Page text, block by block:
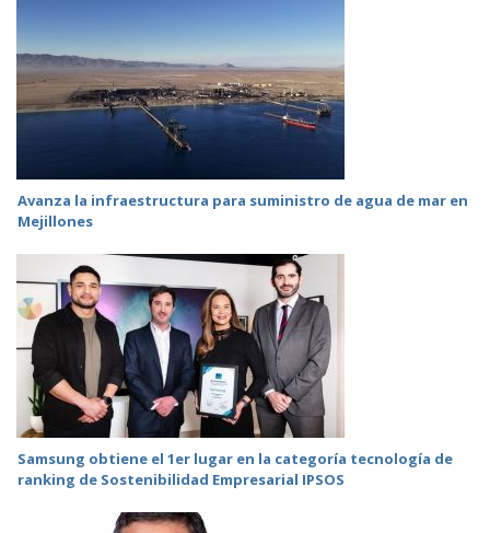
Avanza la infraestructura para suministro de agua de mar en
Mejillones
Samsung obtiene el 1er lugar en la categoría tecnología de
ranking de Sostenibilidad Empresarial IPSOS